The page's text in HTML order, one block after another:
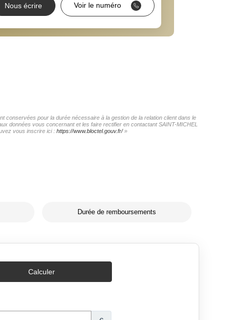
Nous écrire Voir le numéro
conservées pour la durée nécessaire à la gestion de la relation client dans le
données vous concernant et les faire rectifier en contactant SAINT-MICHEL
vous inscrire ici : https://www.bloctel.gouv.fr/»
Durée de remboursements